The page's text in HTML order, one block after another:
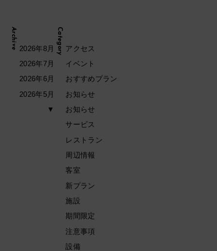
Archive 2026年8月
2026年7月
2026年6月
2026年5月
▼
Category アクセス
イベント
おすすめプラン
お知らせ
お知らせ
サービス
レストラン
周辺情報
客室
新プラン
施設
期間限定
注意事項
設備